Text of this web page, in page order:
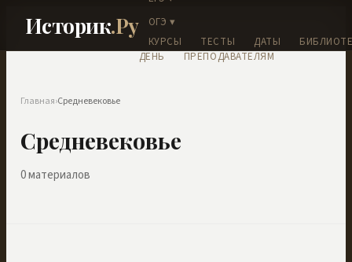
Историк.Ру
ОГЭ ▾
КУРСЫ
ТЕСТЫ ДАТЫ
ДЕНЬ
ПРЕПОДАВАТЕЛЯМ
Главная›Средневековье
Средневековье
0материалов